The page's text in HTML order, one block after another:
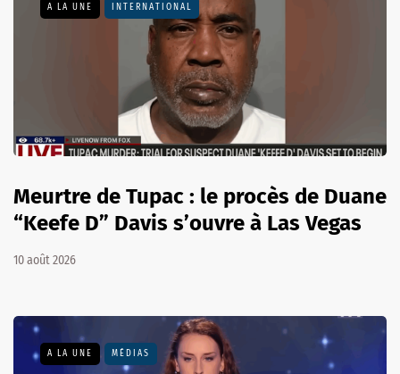
A LA UNE INTERNATIONAL
Meurtre de Tupac : le procès de Duane
“Keefe D” Davis s’ouvre à Las Vegas
10 août 2026
A LA UNE MÉDIAS